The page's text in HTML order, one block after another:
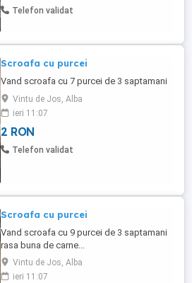
Telefon validat
Scroafa cu purcei
Vand scroafa cu 7 purcei de 3 saptamani
Vintu de Jos, Alba
ieri 11:07
2 RON
Telefon validat
Scroafa cu purcei
Vand scroafa cu 9 purcei de 3 saptamani
rasa buna de carne...
Vintu de Jos, Alba
ieri 11:07